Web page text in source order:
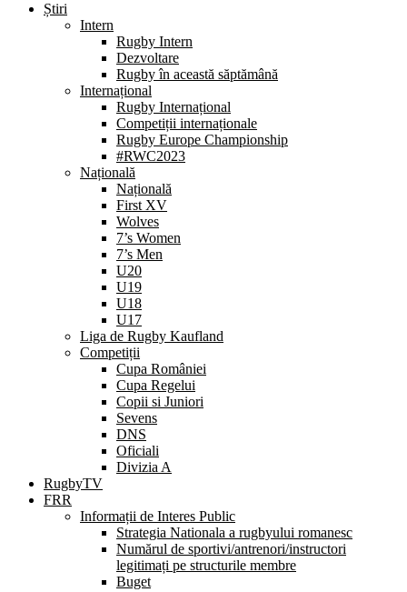
Știri
Intern
Rugby Intern
Dezvoltare
Rugby în această săptămână
Internațional
Rugby Internațional
Competiții internaționale
Rugby Europe Championship
#RWC2023
Națională
Națională
First XV
Wolves
7’s Women
7’s Men
U20
U19
U18
U17
Liga de Rugby Kaufland
Competiții
Cupa României
Cupa Regelui
Copii si Juniori
Sevens
DNS
Oficiali
Divizia A
RugbyTV
FRR
Informații de Interes Public
Strategia Nationala a rugbyului romanesc
Numărul de sportivi/antrenori/instructori
legitimați pe structurile membre
Buget